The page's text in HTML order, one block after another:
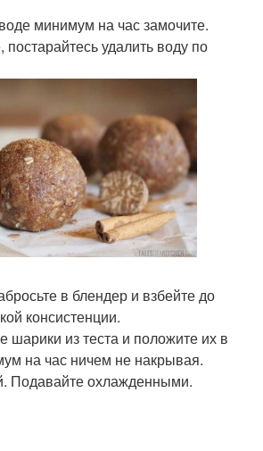
минимум на час замочите.
удалить воду по
в блендер и взбейте до
консистенции.
из теста и положите их в
на час ничем не накрывая.
Подавайте охлажденными.